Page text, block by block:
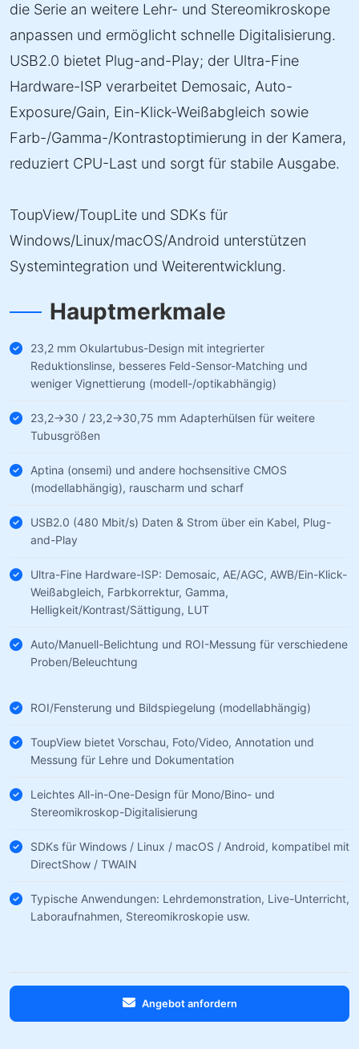
die Serie an weitere Lehr- und Stereomikroskope
anpassen und ermöglicht schnelle Digitalisierung.
USB2.0 bietet Plug-and-Play; der Ultra-Fine
Hardware-ISP verarbeitet Demosaic, Auto-
Exposure/Gain, Ein-Klick-Weißabgleich sowie
Farb-/Gamma-/Kontrastoptimierung in der Kamera,
reduziert CPU-Last und sorgt für stabile Ausgabe.
ToupView/ToupLite und SDKs für
Windows/Linux/macOS/Android unterstützen
Systemintegration und Weiterentwicklung.
Hauptmerkmale
23,2 mm Okulartubus-Design mit integrierter
Reduktionslinse, besseres Feld-Sensor-Matching und
weniger Vignettierung (modell-/optikabhängig)
23,2→30 / 23,2→30,75 mm Adapterhülsen für weitere
Tubusgrößen
Aptina (onsemi) und andere hochsensitive CMOS
(modellabhängig), rauscharm und scharf
USB2.0 (480 Mbit/s) Daten & Strom über ein Kabel, Plug-
and-Play
Ultra-Fine Hardware-ISP: Demosaic, AE/AGC, AWB/Ein-Klick-
Weißabgleich, Farbkorrektur, Gamma,
Helligkeit/Kontrast/Sättigung, LUT
Auto/Manuell-Belichtung und ROI-Messung für verschiedene
Proben/Beleuchtung
ROI/Fensterung und Bildspiegelung (modellabhängig)
ToupView bietet Vorschau, Foto/Video, Annotation und
Messung für Lehre und Dokumentation
Leichtes All-in-One-Design für Mono/Bino- und
Stereomikroskop-Digitalisierung
SDKs für Windows / Linux / macOS / Android, kompatibel mit
DirectShow / TWAIN
Typische Anwendungen: Lehrdemonstration, Live-Unterricht,
Laboraufnahmen, Stereomikroskopie usw.
Angebot anfordern